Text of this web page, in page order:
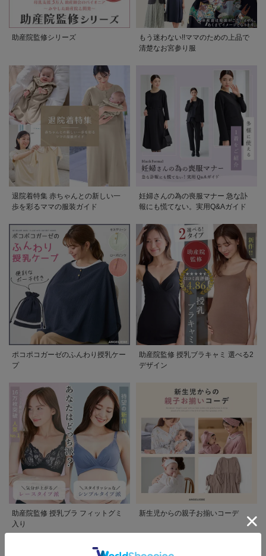
助産院監修シリーズ
もう迷わない!!ママのための上品で
清楚なお宮参り服
退院着特集 赤ちゃんとの新しい一
歩を彩るママの服装ガイド
妊婦さんの為の喪服マナー 急な訃
報にも慌てない。実用Q&Aガイド
ポコポコガーゼのふんわり授乳ケー
プ
助産院監修 授乳ブラキャミ 選べる2
デザイン
助産院監修 授乳ブラ フィットグミ
入り
新生児からの親子お揃いコーデ